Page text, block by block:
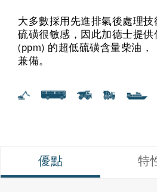
大多數採用先進排氣後處理
硫磺很敏感，因此加德士提
(ppm) 的超低硫磺含量柴油，
兼備。
優點 特